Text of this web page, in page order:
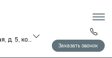
Санкт-Петербург ул. Манчестерская, д. 5, корп. 1
Заказать звонок